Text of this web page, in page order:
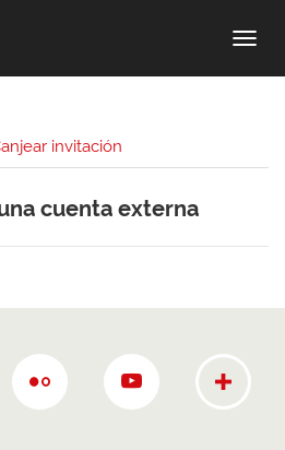
invitación
cuenta externa
Más